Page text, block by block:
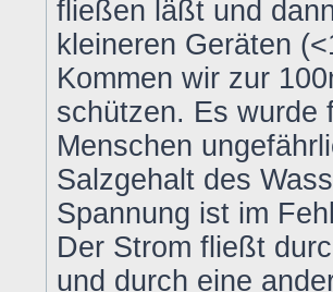
fließen läßt und
kleineren Geräten
Kommen wir zur
schützen. Es wurde
Menschen
Salzgehalt des
Spannung ist im
Der Strom fließt
und durch eine